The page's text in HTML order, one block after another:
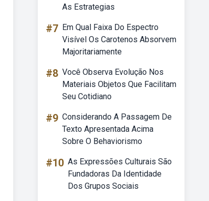
As Estrategias
#7 Em Qual Faixa Do Espectro
Visível Os Carotenos Absorvem
Majoritariamente
#8 Você Observa Evolução Nos
Materiais Objetos Que Facilitam
Seu Cotidiano
#9 Considerando A Passagem De
Texto Apresentada Acima
Sobre O Behaviorismo
#10 As Expressões Culturais São
Fundadoras Da Identidade
Dos Grupos Sociais